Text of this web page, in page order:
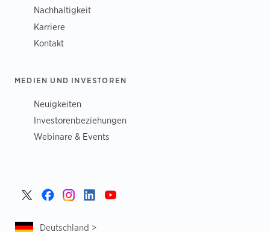
Nachhaltigkeit
Karriere
Kontakt
MEDIEN UND INVESTOREN
Neuigkeiten
Investorenbeziehungen
Webinare & Events
Deutschland >